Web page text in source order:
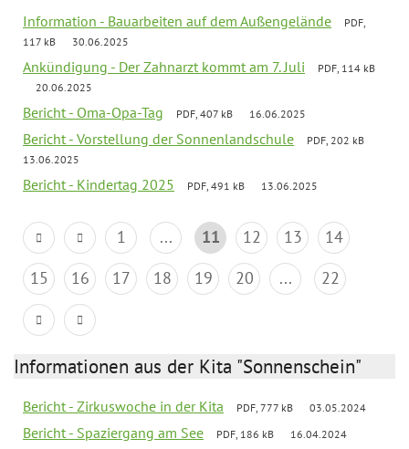
Information - Bauarbeiten auf dem Außengelände
PDF,
117 kB
30.06.2025
Ankündigung - Der Zahnarzt kommt am 7. Juli
PDF, 114 kB
20.06.2025
Bericht - Oma-Opa-Tag PDF, 407 kB 16.06.2025
Bericht - Vorstellung der Sonnenlandschule
PDF, 202 kB
13.06.2025
Bericht - Kindertag 2025 PDF, 491 kB 13.06.2025
1 ... 11 12 13
14
15
16 17 18 19 20 ... 22
Informationen aus der Kita "Sonnenschein"
Bericht - Zirkuswoche in der Kita PDF, 777 kB 03.05.2024
Bericht - Spaziergang am See PDF, 186 kB 16.04.2024